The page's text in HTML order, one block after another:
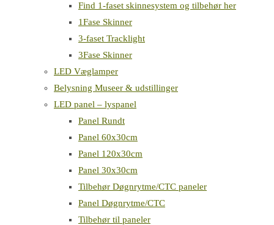
Find 1-faset skinnesystem og tilbehør her
1Fase Skinner
3-faset Tracklight
3Fase Skinner
LED Væglamper
Belysning Museer & udstillinger
LED panel – lyspanel
Panel Rundt
Panel 60x30cm
Panel 120x30cm
Panel 30x30cm
Tilbehør Døgnrytme/CTC paneler
Panel Døgnrytme/CTC
Tilbehør til paneler